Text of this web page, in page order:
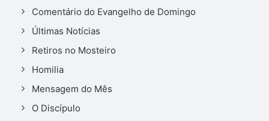
Comentário do Evangelho de Domingo
Últimas Notícias
Retiros no Mosteiro
Homilia
Mensagem do Mês
O Discípulo